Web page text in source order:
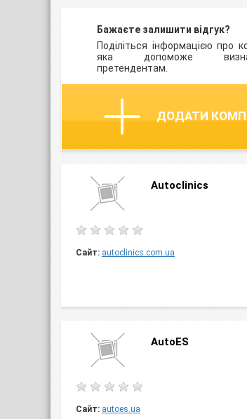
Бажаєте залишити відгук?
Поділіться інформацією про
яка допоможе
претендентам.
ДОДАТИ
Autoclinics
Сайт: autoclinics.com.ua
AutoES
Сайт: autoes.ua